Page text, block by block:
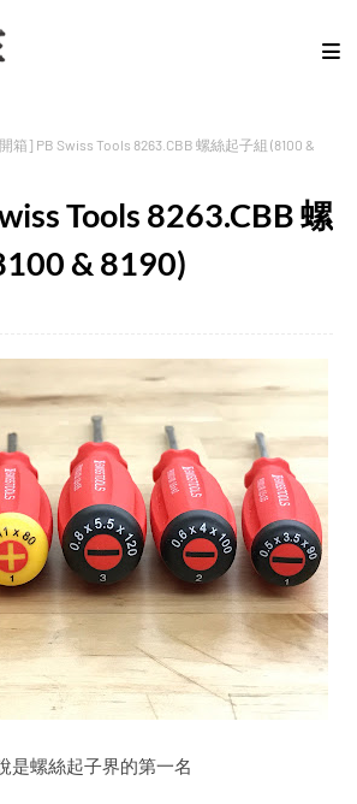
箱] PB Swiss Tools 8263.CBB 螺絲起子組 (8100 &
Tools 8263.CBB 螺
& 8190)
是螺絲起子界的第一名